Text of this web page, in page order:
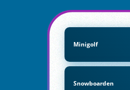
Minigolf
Snowboarden